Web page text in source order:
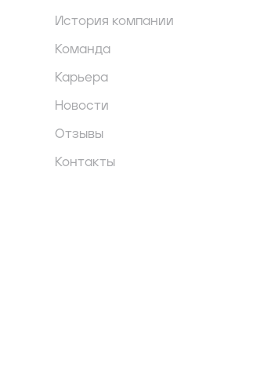
История компании
Команда
Карьера
Новости
Отзывы
Контакты